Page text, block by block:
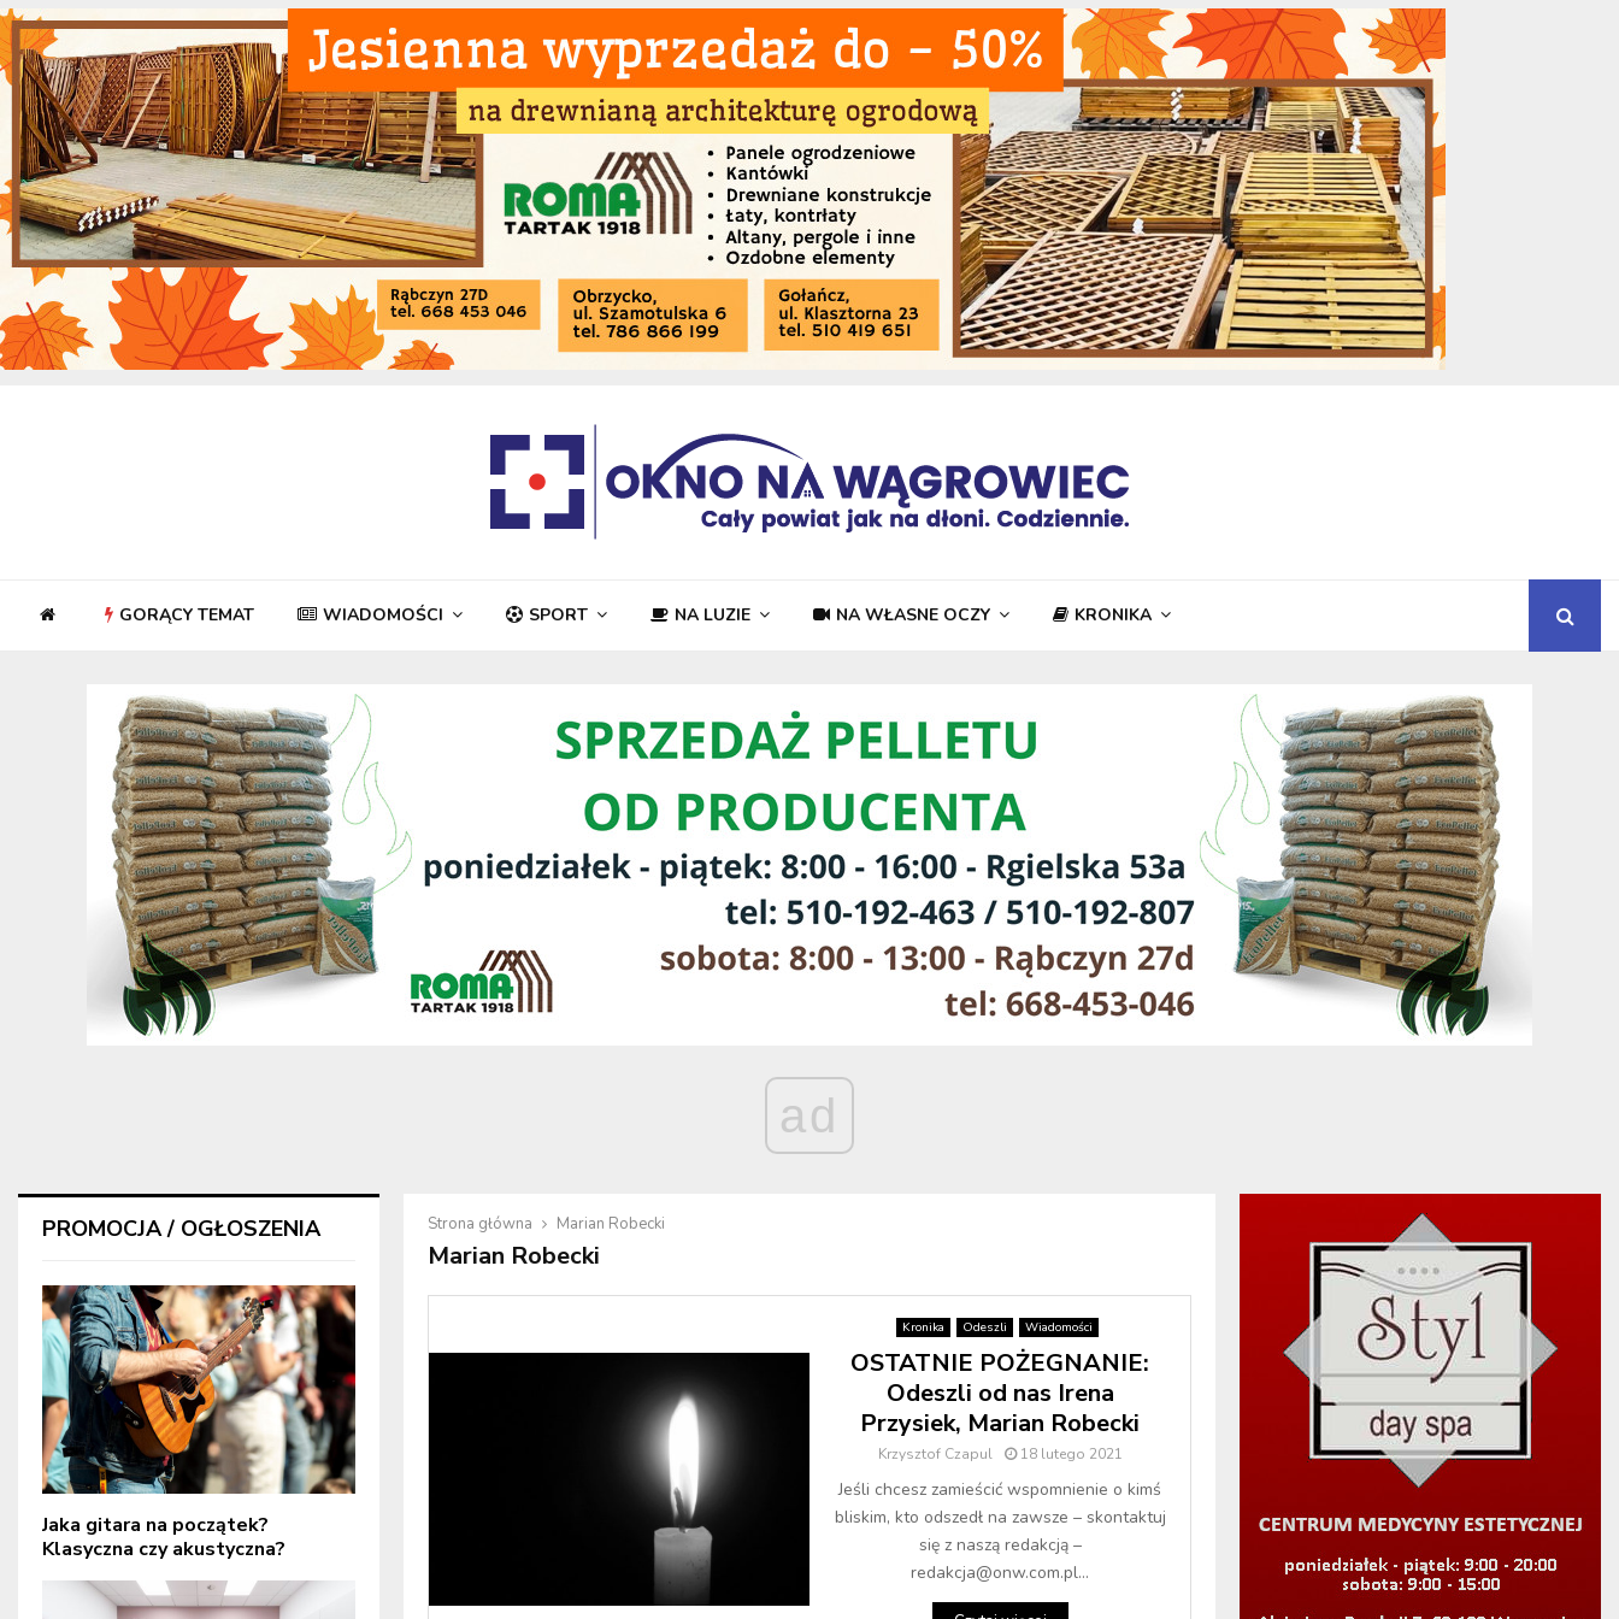
GORĄCY TEMAT WIADOMOŚCI SPORT NA LUZIE NA WŁASNE OCZY KRONIKA
ad
Strona główna Marian Robecki
Marian Robecki
Kronika Odeszli Wiadomości
OSTATNIE POŻEGNANIE:
Odeszli od nas Irena
Przysiek, Marian Robecki
Krzysztof Czapul 18 lutego 2021
Jeśli chcesz zamieścić wspomnienie o kimś
bliskim, kto odszedł na zawsze – skontaktuj
się z naszą redakcją –
redakcja@onw.com.pl...
PROMOCJA / OGŁOSZENIA
Jaka gitara na początek?
Klasyczna czy akustyczna?